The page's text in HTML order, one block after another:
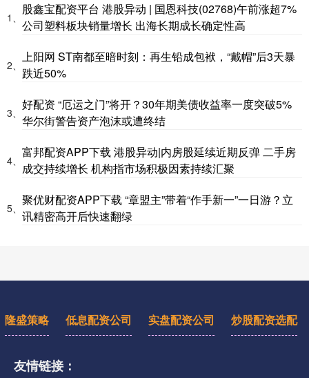
1、
股鑫宝配资平台 港股异动 | 国恩科技(02768)午前涨超7%
公司塑料板块销量增长 出海长期成长确定性高
2、
上阳网 ST南都至暗时刻：再生铅成包袱，“戴帽”后3天暴
跌近50%
3、
好配资 “厄运之门”将开？30年期美债收益率一度突破5%
华尔街警告资产泡沫或遭终结
4、
富邦配资APP下载 港股异动|内房股延续近期反弹 二手房
成交持续增长 机构指市场积极因素持续汇聚
5、
聚优财配资APP下载 “章盟主”带着“作手新一”一日游？立
讯精密高开后快速翻绿
隆盛策略 低息配资公司 实盘配资公司 炒股配资选配
友情链接：